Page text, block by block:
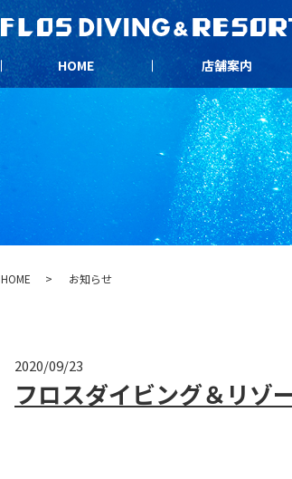
HOME 店舗案内
HOME お知らせ
2020/09/23
フロスダイビング＆リゾ